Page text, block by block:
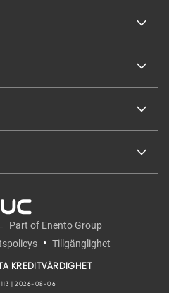
Part of Enento Group
Tillgänglighet